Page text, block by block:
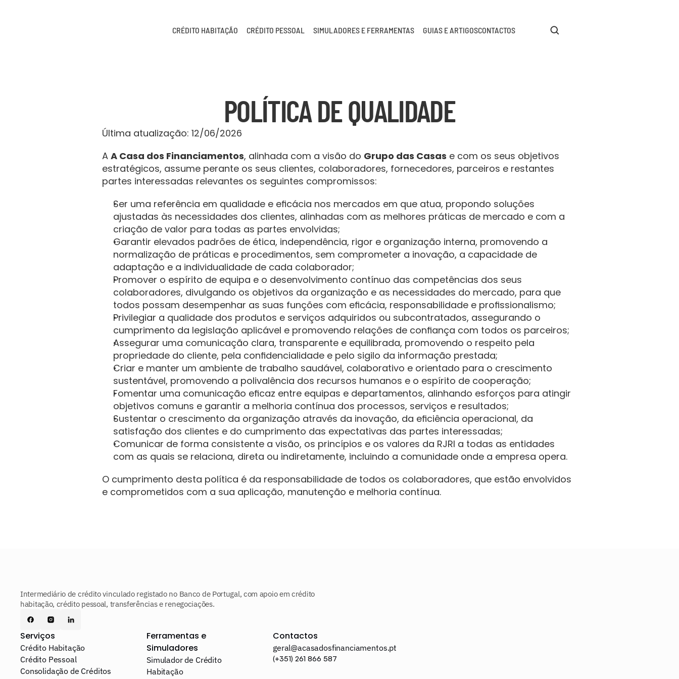
CRÉDITO HABITAÇÃO CRÉDITO PESSOAL SIMULADORES E FERRAMENTAS GUIAS E ARTIGOSCONTACTOS
POLÍTICA DE QUALIDADE
Última atualização: 12/06/2026
A A Casa dos Financiamentos, alinhada com a visão do Grupo das Casas e com os seus objetivos
estratégicos, assume perante os seus clientes, colaboradores, fornecedores, parceiros e restantes
partes interessadas relevantes os seguintes compromissos:
Ser uma referência em qualidade e eficácia nos mercados em que atua, propondo soluções
ajustadas às necessidades dos clientes, alinhadas com as melhores práticas de mercado e com a
criação de valor para todas as partes envolvidas;
Garantir elevados padrões de ética, independência, rigor e organização interna, promovendo a
normalização de práticas e procedimentos, sem comprometer a inovação, a capacidade de
adaptação e a individualidade de cada colaborador;
Promover o espírito de equipa e o desenvolvimento contínuo das competências dos seus
colaboradores, divulgando os objetivos da organização e as necessidades do mercado, para que
todos possam desempenhar as suas funções com eficácia, responsabilidade e profissionalismo;
Privilegiar a qualidade dos produtos e serviços adquiridos ou subcontratados, assegurando o
cumprimento da legislação aplicável e promovendo relações de confiança com todos os parceiros;
Assegurar uma comunicação clara, transparente e equilibrada, promovendo o respeito pela
propriedade do cliente, pela confidencialidade e pelo sigilo da informação prestada;
Criar e manter um ambiente de trabalho saudável, colaborativo e orientado para o crescimento
sustentável, promovendo a polivalência dos recursos humanos e o espírito de cooperação;
Fomentar uma comunicação eficaz entre equipas e departamentos, alinhando esforços para atingir
objetivos comuns e garantir a melhoria contínua dos processos, serviços e resultados;
Sustentar o crescimento da organização através da inovação, da eficiência operacional, da
satisfação dos clientes e do cumprimento das expectativas das partes interessadas;
Comunicar de forma consistente a visão, os princípios e os valores da RJRI a todas as entidades
com as quais se relaciona, direta ou indiretamente, incluindo a comunidade onde a empresa opera.
O cumprimento desta política é da responsabilidade de todos os colaboradores, que estão envolvidos
e comprometidos com a sua aplicação, manutenção e melhoria contínua.
Intermediário de crédito vinculado registado no Banco de Portugal, com apoio em crédito
habitação, crédito pessoal, transferências e renegociações.
Serviços
Crédito Habitação
Crédito Pessoal
Consolidação de Créditos
Ferramentas e
Simuladores
Simulador de Crédito
Habitação
Contactos
geral@acasadosfinanciamentos.pt
(+351) 261 866 587